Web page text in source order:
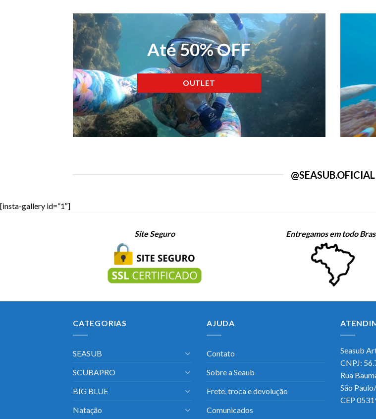
Até 50% OFF
OUTLET
@SEASUB.OFICIAL
[insta-gallery id=”1″]
Site Seguro Entregamos em todo
CATEGORIAS
SEASUB
SCUBAPRO
BIG BLUE
Natação
AJUDA
Contato
Sobre a Seaub
Frete, troca e devolução
Comunicados
Seasub
CNPJ:
Rua
São
CEP